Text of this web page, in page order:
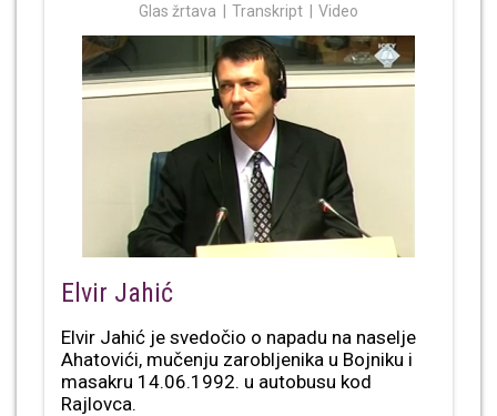
Glas žrtava Transkript Video
Elvir Jahić
Elvir Jahić je svedočio o napadu na naselje
Ahatovići, mučenju zarobljenika u Bojniku i
masakru 14.06.1992. u autobusu kod
Rajlovca.